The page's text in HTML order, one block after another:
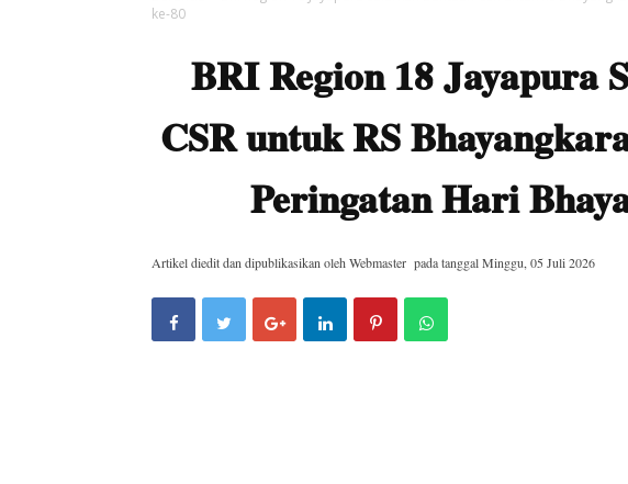
ke-80
BRI Region 18 Jayapura
CSR untuk RS
Peringatan Hari
Artikel diedit dan dipublikasikan oleh Webmaster pada tanggalMinggu, 05 Juli 2026